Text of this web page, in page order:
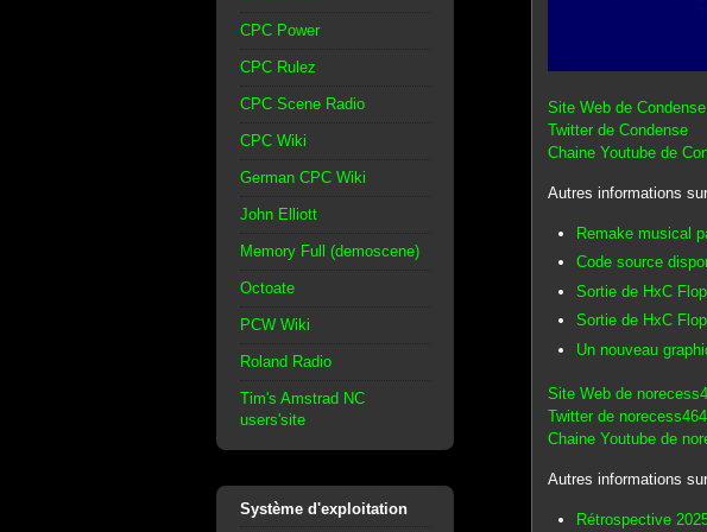
CPC Power
CPC Rulez
CPC Scene Radio
CPC Wiki
German CPC Wiki
John Elliott
Memory Full (demoscene)
Octoate
PCW Wiki
Roland Radio
Tim's Amstrad NC
users'site
Système d'exploitation
Site Web de Condense
Twitter de Condense
Chaine Youtube de
Autres informations
Remake musical
Code source
Sortie de HxC
Sortie de HxC
Un nouveau
Site Web de
Twitter de norecess464
Chaine Youtube de
Autres informations
Rétrospective